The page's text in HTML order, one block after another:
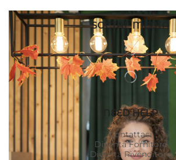
SOCIAL MEDIA
NEED HELP
Contattaci
Diventa Fornitore
Diventa Rivenditore